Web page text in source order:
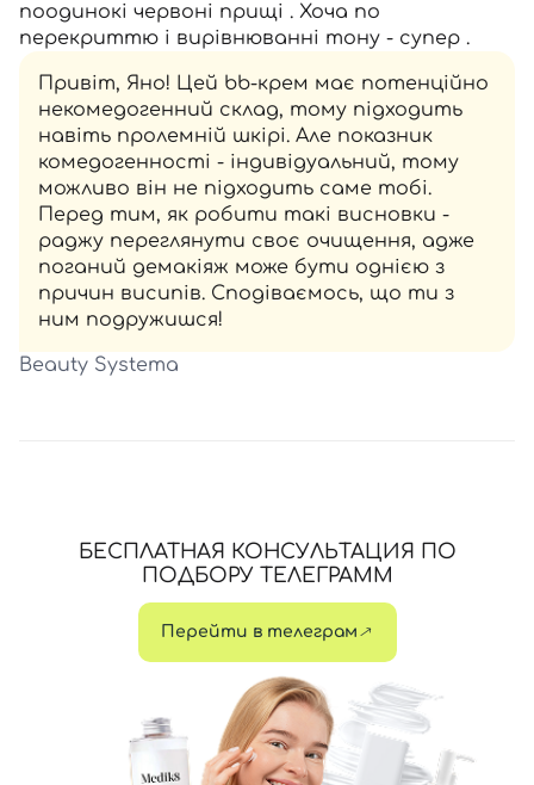
поодинокі червоні прищі . Хоча по
перекриттю і вирівнюванні тону - супер .
Привіт, Яно! Цей bb-крем має потенційно
некомедогенний склад, тому підходить
навіть пролемній шкірі. Але показник
комедогенності - індивідуальний, тому
можливо він не підходить саме тобі.
Перед тим, як робити такі висновки -
раджу переглянути своє очищення, адже
поганий демакіяж може бути однією з
причин висипів. Сподіваємось, що ти з
ним подружишся!
Beauty Systema
БЕСПЛАТНАЯ КОНСУЛЬТАЦИЯ ПО
ПОДБОРУ ТЕЛЕГРАММ
Перейти в телеграм